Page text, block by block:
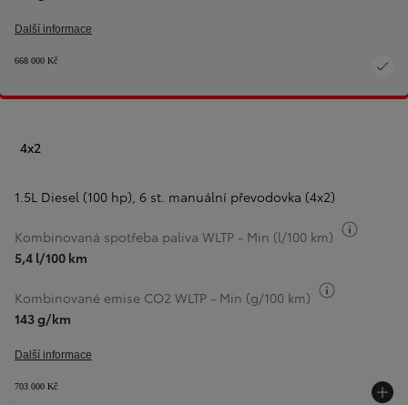
Další informace
668 000 Kč
4x2
1.5L Diesel (100 hp), 6 st. manuální převodovka (4x2)
Kombinovaná spotřeba paliva WLTP - Min (l/100 km)
5,4 l/100 km
Kombinované emise CO2 WLTP - Min (g/100 km)
143 g/km
Další informace
703 000 Kč